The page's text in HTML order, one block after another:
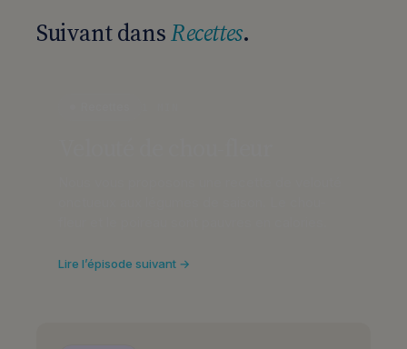
Suivant dansRecettes.
Lire l’épisode suivant →